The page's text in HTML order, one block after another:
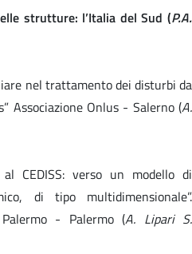
strutture: l’Italia del Sud (P.A.
nel trattamento dei disturbi da
Associazione Onlus - Salerno (A.
CEDISS: verso un modello di
di tipo multidimensionale”.
- Palermo (A. Lipari S.